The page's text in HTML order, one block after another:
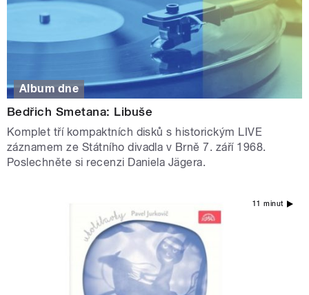
Album dne
Bedřich Smetana: Libuše
Komplet tří kompaktních disků s historickým LIVE
záznamem ze Státního divadla v Brně 7. září 1968.
Poslechněte si recenzi Daniela Jägera.
11 minut